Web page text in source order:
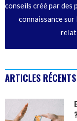
conseils créé par
connaissance
ARTICLES RÉCENTS